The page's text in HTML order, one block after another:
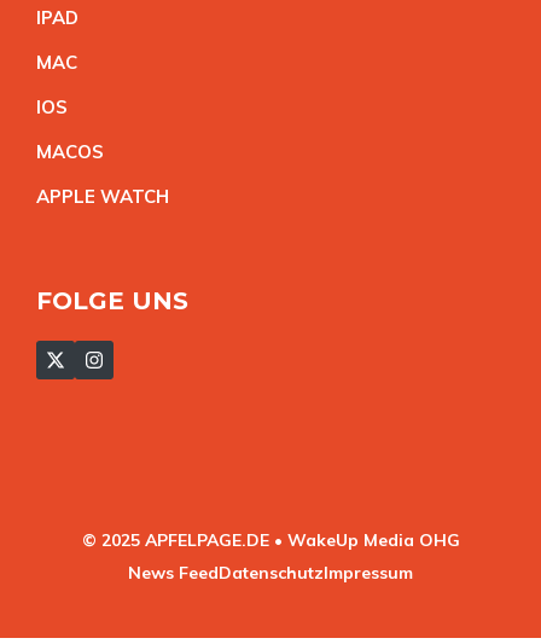
IPAD
MAC
IOS
MACOS
APPLE WATCH
FOLGE UNS
© 2025 APFELPAGE.DE • WakeUp Media OHG
News FeedDatenschutzImpressum